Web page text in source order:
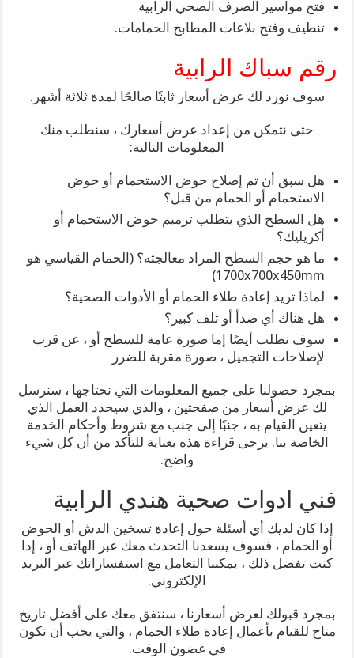
فتح مواسير الصرف الصحي الرابية
تنظيف وفتح بلاعات المطابخ الحمامات.
رقم سباك الرابية
سوف نورد لك عرض أسعار ثابتًا صالحًا لمدة ثلاثة أشهر.
حتى نتمكن من إعداد عرض أسعارك ، سنطلب منك
المعلومات التالية:
هل سبق أن تم إصلاح حوض الاستحمام أو حوض
الاستحمام أو الحمام من قبل؟
هل السطح الذي يتطلب ترميم حوض الاستحمام أو
أكريليك؟
ما هو حجم السطح المراد معالجته؟ (الحمام القياسي هو
1700x700x450mm)
لماذا تريد إعادة طلاء الحمام أو الأدوات الصحية؟
هل هناك أي صدأ أو تلف كبير؟
سوف نطلب أيضًا إما صورة عامة للسطح أو ، عن قرب
لإصلاحات التجميل ، صورة مقربة للضرر
بمجرد حصولنا على جميع المعلومات التي نحتاجها ، سنرسل
لك عرض أسعار من صفحتين ، والذي سيحدد العمل الذي
يتعين القيام به ، جنبًا إلى جنب مع شروط وأحكام الخدمة
الخاصة بنا. يرجى قراءة هذه بعناية للتأكد من أن كل شيء
واضح.
فني ادوات صحية هندي الرابية
إذا كان لديك أي أسئلة حول إعادة تسخين الدش أو الحوض
أو الحمام ، فسوف يسعدنا التحدث معك عبر الهاتف أو ، إذا
كنت تفضل ذلك ، يمكننا التعامل مع استفساراتك عبر البريد
الإلكتروني.
بمجرد قبولك لعرض أسعارنا ، سنتفق معك على أفضل تاريخ
متاح للقيام بأعمال إعادة طلاء الحمام ، والتي يجب أن تكون
في غضون الوقت.